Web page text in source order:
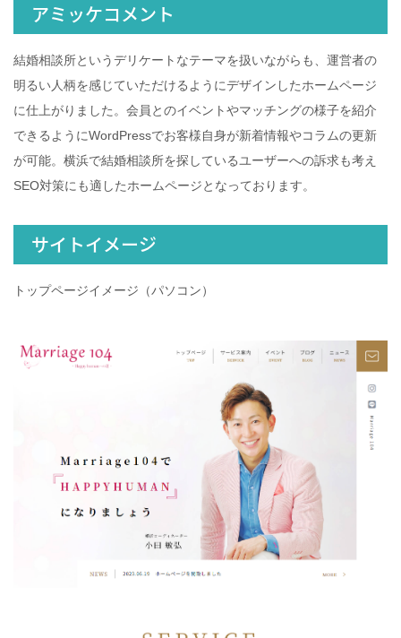
アミッケコメント
結婚相談所というデリケートなテーマを扱いながらも、運営者の
明るい人柄を感じていただけるようにデザインしたホームページ
に仕上がりました。会員とのイベントやマッチングの様子を紹介
できるようにWordPressでお客様自身が新着情報やコラムの更新
が可能。横浜で結婚相談所を探しているユーザーへの訴求も考え
SEO対策にも適したホームページとなっております。
サイトイメージ
トップページイメージ（パソコン）